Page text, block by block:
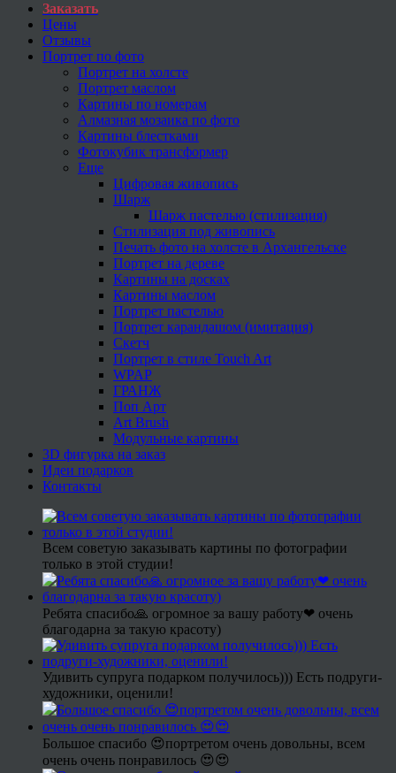
Заказать
Цены
Отзывы
Портрет по фото
Портрет на холсте
Портрет маслом
Картины по номерам
Алмазная мозаика по фото
Картины блестками
Фотокубик трансформер
Еще
Цифровая живопись
Шарж
Шарж пастелью (стилизация)
Стилизация под живопись
Печать фото на холсте в Архангельске
Портрет на дереве
Картины на досках
Картины маслом
Портрет пастелью
Портрет карандашом (имитация)
Скетч
Портрет в стиле Touch Art
WPAP
ГРАНЖ
Поп Арт
Art Brush
Модульные картины
3D фигурка на заказ
Идеи подарков
Контакты
Всем советую заказывать картины по фотографии
только в этой студии!
Ребята спасибо🙏 огромное за вашу работу❤ очень
благодарна за такую красоту)
Удивить супруга подарком получилось))) Есть подруги-
художники, оценили!
Большое спасибо 😍портретом очень довольны, всем
очень очень понравилось 😍😍